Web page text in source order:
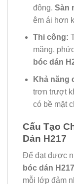
đông. Sàn
êm ái hơn
Thi công:
măng,
bóc dán
Khả năng
trơn trượt
có bề mặt
Cấu Tạo
Dán H217
Để đạt được
bóc dán H217
mỗi lớp đảm